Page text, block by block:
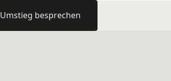
Umstieg besprechen